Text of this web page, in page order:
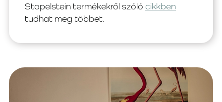
Stapelstein termékekről szóló cikkben
tudhat meg többet.